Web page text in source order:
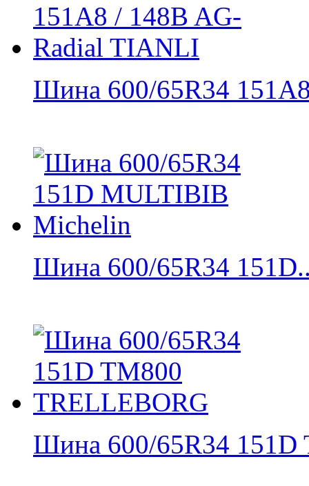
Шина 600/65R34
Шина 600/65R34
Шина 600/65R34 151D